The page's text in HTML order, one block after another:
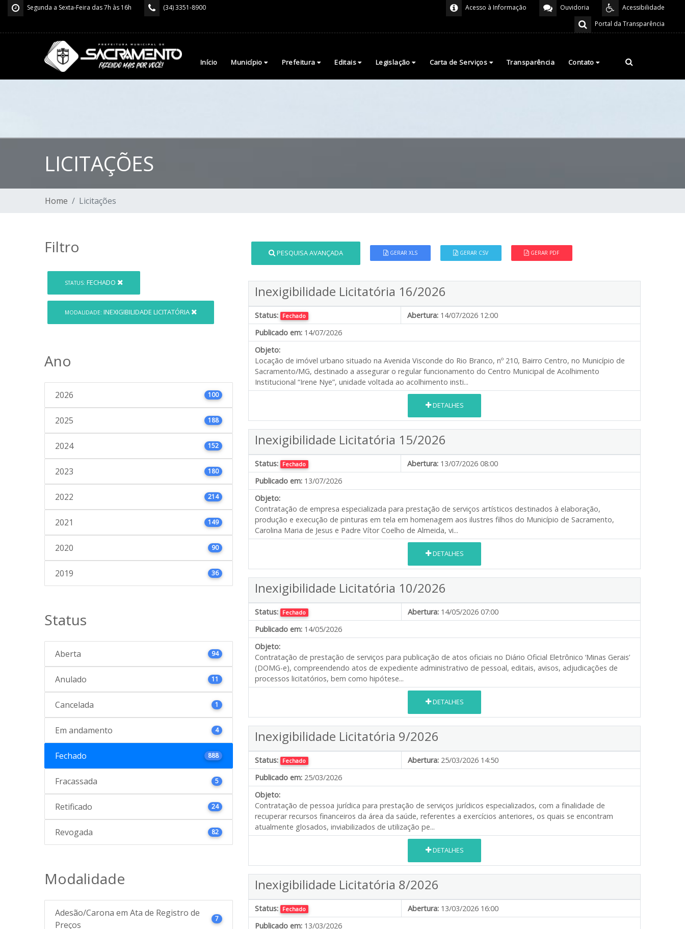
Segunda a Sexta-Feira das 7h às 16h (34) 3351-8900 Acessibilidade
Ouvidoria
Acesso à Informação
Portal da Transparência
Início Município Prefeitura Editais Legislação Carta de Serviços Transparência Contato
LICITAÇÕES
Home Licitações
Filtro
STATUS: FECHADO
MODALIDADE: INEXIGIBILIDADE LICITATÓRIA
Ano
2026 100
2025 188
2024 152
2023 180
2022 214
2021 149
2020 90
2019 36
Status
Aberta 94
Anulado 11
Cancelada 1
Em andamento 4
Fechado 888
Fracassada 5
Retificado 24
Revogada 82
Modalidade
Adesão/Carona em Ata de Registro de
Preços
7
PESQUISA AVANÇADA GERAR XLS GERAR CSV GERAR PDF
Inexigibilidade Licitatória 16/2026
Status: Fechado Abertura: 14/07/2026 12:00
Publicado em: 14/07/2026
Objeto:
Locação de imóvel urbano situado na Avenida Visconde do Rio Branco, nº 210, Bairro Centro, no Município de
Sacramento/MG, destinado a assegurar o regular funcionamento do Centro Municipal de Acolhimento
Institucional “Irene Nye”, unidade voltada ao acolhimento insti...
DETALHES
Inexigibilidade Licitatória 15/2026
Status: Fechado Abertura: 13/07/2026 08:00
Publicado em: 13/07/2026
Objeto:
Contratação de empresa especializada para prestação de serviços artísticos destinados à elaboração,
produção e execução de pinturas em tela em homenagem aos ilustres filhos do Município de Sacramento,
Carolina Maria de Jesus e Padre Vítor Coelho de Almeida, vi...
DETALHES
Inexigibilidade Licitatória 10/2026
Status: Fechado Abertura: 14/05/2026 07:00
Publicado em: 14/05/2026
Objeto:
Contratação de prestação de serviços para publicação de atos oficiais no Diário Oficial Eletrônico ‘Minas Gerais’
(DOMG-e), compreendendo atos de expediente administrativo de pessoal, editais, avisos, adjudicações de
processos licitatórios, bem como hipótese...
DETALHES
Inexigibilidade Licitatória 9/2026
Status: Fechado Abertura: 25/03/2026 14:50
Publicado em: 25/03/2026
Objeto:
Contratação de pessoa jurídica para prestação de serviços jurídicos especializados, com a finalidade de
recuperar recursos financeiros da área da saúde, referentes a exercícios anteriores, os quais se encontram
atualmente glosados, inviabilizados de utilização pe...
DETALHES
Inexigibilidade Licitatória 8/2026
Status: Fechado Abertura: 13/03/2026 16:00
Publicado em: 13/03/2026